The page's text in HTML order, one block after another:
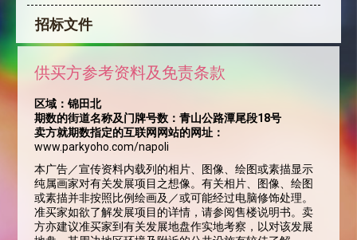
招标文件
供买方参考资料及免责条款
区域： 锦田北
期数的街道名称及门牌号数： 青山公路潭尾段18号
卖方就期数指定的互联网网站的网址：
www.parkyoho.com/napoli
本广告／宣传资料内载列的相片、图像、绘图或素描显示
纯属画家对有关发展项目之想像。有关相片、图像、绘图
或素描并非按照比例绘画及／或可能经过电脑修饰处理。
准买家如欲了解发展项目的详情，请参阅售楼说明书。卖
方亦建议准买家到有关发展地盘作实地考察，以对该发展